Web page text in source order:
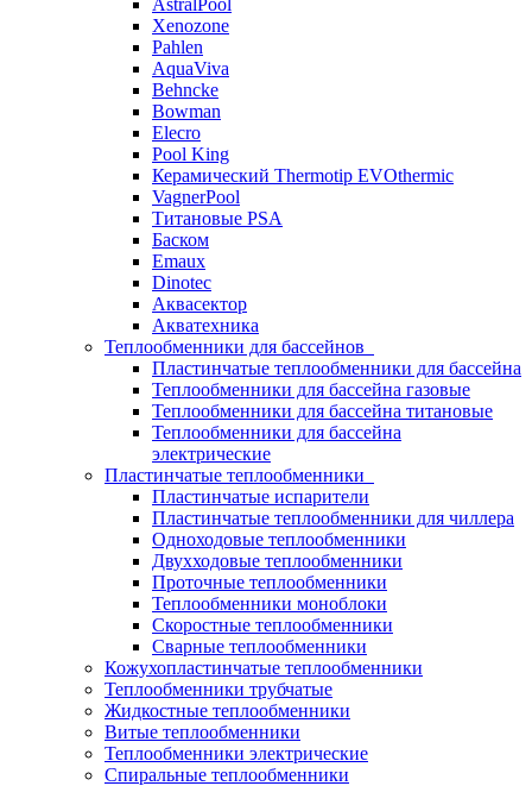
AstralPool
Xenozone
Pahlen
AquaViva
Behncke
Bowman
Elecro
Pool King
Керамический Thermotip EVOthermic
VagnerPool
Титановые PSA
Баском
Emaux
Dinotec
Аквасектор
Акватехника
Теплообменники для бассейнов
Пластинчатые теплообменники для бассейна
Теплообменники для бассейна газовые
Теплообменники для бассейна титановые
Теплообменники для бассейна
электрические
Пластинчатые теплообменники
Пластинчатые испарители
Пластинчатые теплообменники для чиллера
Одноходовые теплообменники
Двухходовые теплообменники
Проточные теплообменники
Теплообменники моноблоки
Скоростные теплообменники
Сварные теплообменники
Кожухопластинчатые теплообменники
Теплообменники трубчатые
Жидкостные теплообменники
Витые теплообменники
Теплообменники электрические
Спиральные теплообменники